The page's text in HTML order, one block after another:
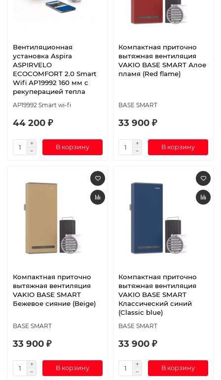
Вентиляционная
установка Aspira
ASPIRVELO
ECOCOMFORT 2.0 Smart
Wifi АР19992 160 мм с
рекуперацией тепла
АР19992 Smart wi-fi
44 200 ₽
В корзину
Компактная приточно
вытяжная вентиляция
VAKIO BASE SMART Алое
пламя (Red flame)
BASE SMART
33 900 ₽
В корзину
Компактная приточно
вытяжная вентиляция
VAKIO BASE SMART
Бежевое сияние (Beige)
BASE SMART
33 900 ₽
В корзину
Компактная приточно
вытяжная вентиляция
VAKIO BASE SMART
Классический синий
(Classic blue)
BASE SMART
33 900 ₽
В корзину